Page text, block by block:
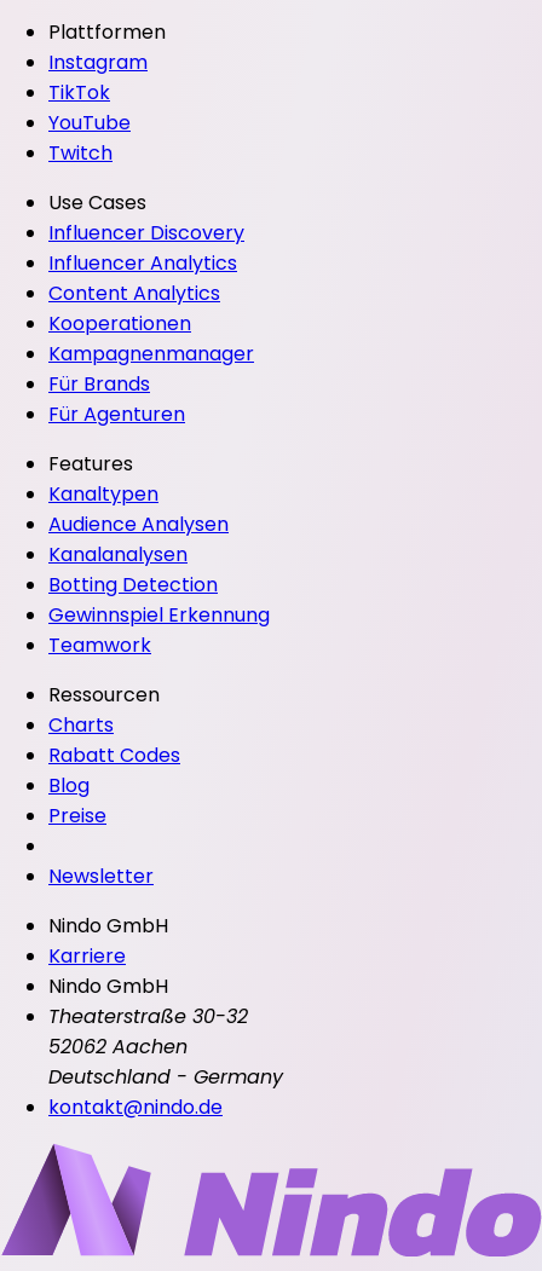
Plattformen
Instagram
TikTok
YouTube
Twitch
Use Cases
Influencer Discovery
Influencer Analytics
Content Analytics
Kooperationen
Kampagnenmanager
Für Brands
Für Agenturen
Features
Kanaltypen
Audience Analysen
Kanalanalysen
Botting Detection
Gewinnspiel Erkennung
Teamwork
Ressourcen
Charts
Rabatt Codes
Blog
Preise
Newsletter
Nindo GmbH
Karriere
Nindo GmbH
Theaterstraße 30-32
52062 Aachen
Deutschland - Germany
kontakt@nindo.de